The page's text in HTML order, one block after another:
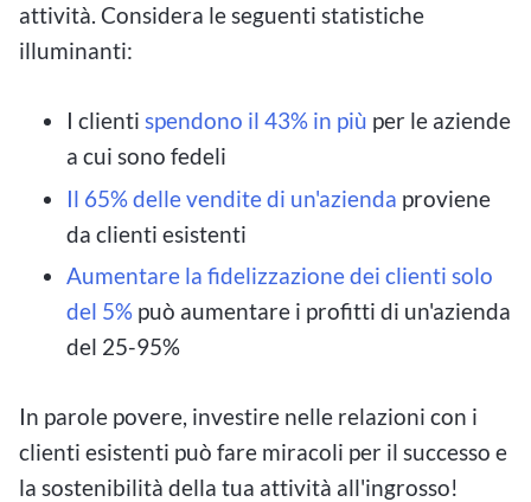
attività. Considera le seguenti statistiche
illuminanti:
I clienti spendono il 43% in più per le aziende
a cui sono fedeli
Il 65% delle vendite di un'azienda proviene
da clienti esistenti
Aumentare la fidelizzazione dei clienti solo
del 5% può aumentare i profitti di un'azienda
del 25-95%
In parole povere, investire nelle relazioni con i
clienti esistenti può fare miracoli per il successo e
la sostenibilità della tua attività all'ingrosso!